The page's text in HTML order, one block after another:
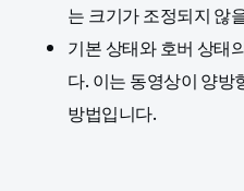
는 크기가 조정되지 않
기본 상태와 호버 상태
다. 이는 동영상이 양
방법입니다.